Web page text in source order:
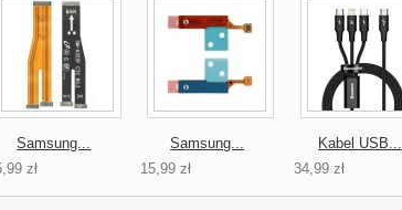
Samsung...
zł
Samsung...
15,99 zł
Kabel USB...
34,99 zł